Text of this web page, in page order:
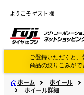
ようこそ ゲスト 様
ご登録いただくと、
商品の絞りこみがで
ホーム ホイール
ホイール詳細